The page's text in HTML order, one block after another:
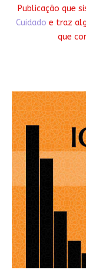
Publicação que
Cuidado e traz
que